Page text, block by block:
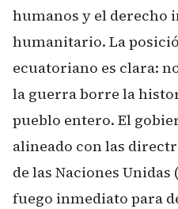
humanos y el derecho
humanitario. La
ecuatoriano es clara:
la guerra borre la
pueblo entero. El
alineado con las
de las Naciones Unidas
fuego inmediato para